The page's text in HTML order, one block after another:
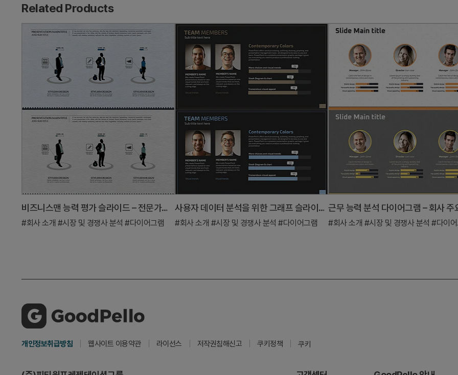
Related Products
비즈니스맨 능력 평가 슬라이드 – 전문가의 수준을 시각화
#회사 소개 #시장 및 경쟁사 분석 #다이어그램
사용자 데이터 분석을 위한 그래프 슬라이드 – 시각적 트렌드와 매력
#회사 소개 #시장 및 경쟁사 분석 #다이어그램 #회사 소개 #시장 및 경쟁사 분석 #다이
개인정보취급방침 웹사이트 이용약관 라이선스 저작권침해신고 쿠키정책 쿠키